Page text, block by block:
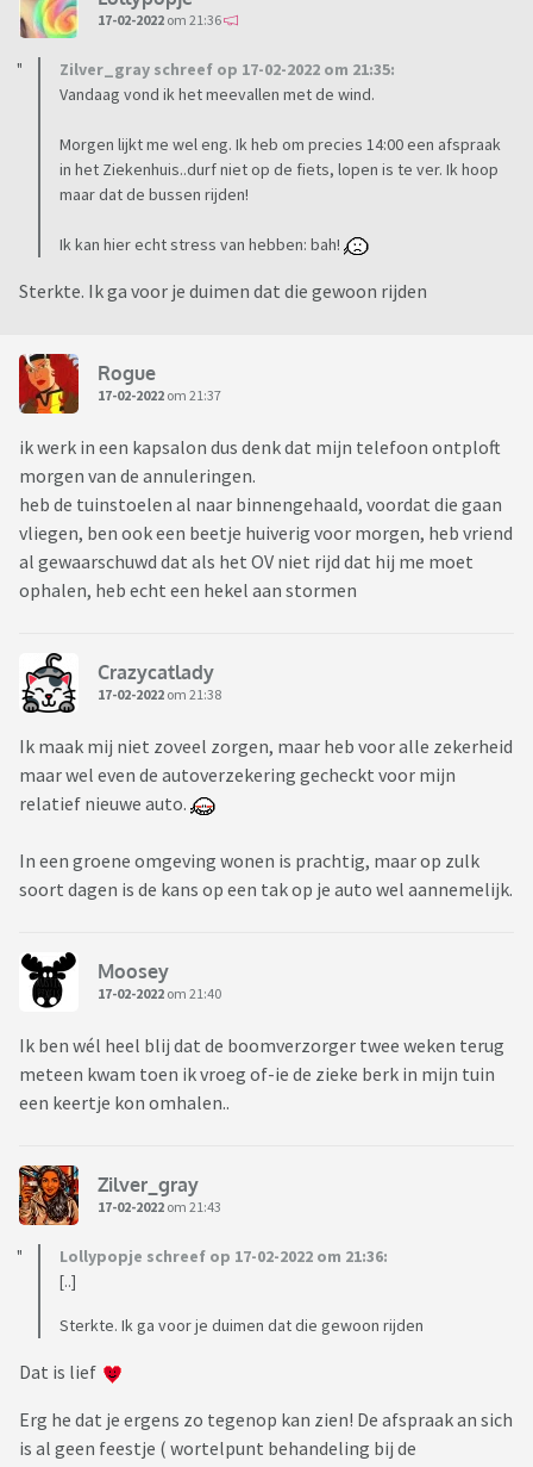
17-02-2022 om 21:36
Zilver_gray schreef op 17-02-2022 om 21:35:
Vandaag vond ik het meevallen met de wind.
Morgen lijkt me wel eng. Ik heb om precies 14:00 een afspraak
in het Ziekenhuis..durf niet op de fiets, lopen is te ver. Ik hoop
maar dat de bussen rijden!
Ik kan hier echt stress van hebben: bah!
Sterkte. Ik ga voor je duimen dat die gewoon rijden
Rogue
17-02-2022 om 21:37
ik werk in een kapsalon dus denk dat mijn telefoon ontploft
morgen van de annuleringen.
heb de tuinstoelen al naar binnengehaald, voordat die gaan
vliegen, ben ook een beetje huiverig voor morgen, heb vriend
al gewaarschuwd dat als het OV niet rijd dat hij me moet
ophalen, heb echt een hekel aan stormen
Crazycatlady
17-02-2022 om 21:38
Ik maak mij niet zoveel zorgen, maar heb voor alle zekerheid
maar wel even de autoverzekering gecheckt voor mijn
relatief nieuwe auto.
In een groene omgeving wonen is prachtig, maar op zulk
soort dagen is de kans op een tak op je auto wel aannemelijk.
Moosey
17-02-2022 om 21:40
Ik ben wél heel blij dat de boomverzorger twee weken terug
meteen kwam toen ik vroeg of-ie de zieke berk in mijn tuin
een keertje kon omhalen..
Zilver_gray
17-02-2022 om 21:43
Lollypopje schreef op 17-02-2022 om 21:36:
[..]
Sterkte. Ik ga voor je duimen dat die gewoon rijden
Dat is lief
Erg he dat je ergens zo tegenop kan zien! De afspraak an sich
is al geen feestje ( wortelpunt behandeling bij de